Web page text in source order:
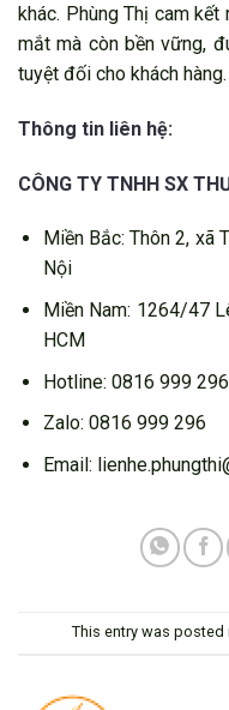
khác. Phùng Thị cam
mắt mà còn bền vững,
tuyệt đối cho khách hàng.
Thông tin liên hệ:
CÔNG TY TNHH SX
Miền Bắc: Thôn 2, xã
Nội
Miền Nam: 1264/47
HCM
Hotline: 0816 999 296
Zalo: 0816 999 296
Email:
This entry was posted